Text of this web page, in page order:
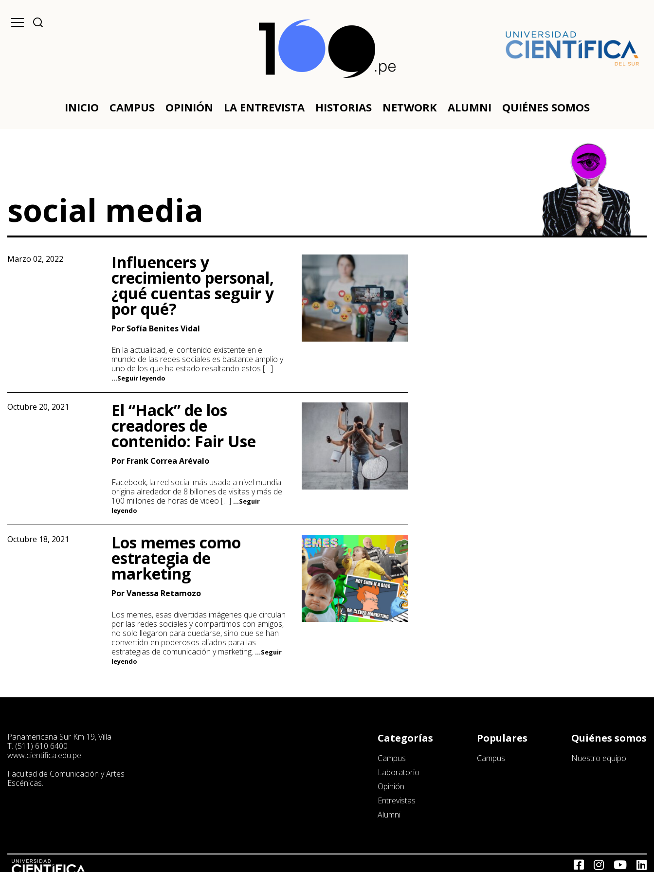
INICIO CAMPUS OPINIÓN LA ENTREVISTA HISTORIAS NETWORK ALUMNI QUIÉNES SOMOS
social media
Marzo 02, 2022 Influencers y
crecimiento personal,
¿qué cuentas seguir y
por qué?
Por Sofía Benites Vidal
En la actualidad, el contenido existente en el
mundo de las redes sociales es bastante amplio y
uno de los que ha estado resaltando estos […]
...Seguir leyendo
Octubre 20, 2021 El “Hack” de los
creadores de
contenido: Fair Use
Por Frank Correa Arévalo
Facebook, la red social más usada a nivel mundial
origina alrededor de 8 billones de visitas y más de
100 millones de horas de video […] ...Seguir
leyendo
Octubre 18, 2021 Los memes como
estrategia de
marketing
Por Vanessa Retamozo
Los memes, esas divertidas imágenes que circulan
por las redes sociales y compartimos con amigos,
no solo llegaron para quedarse, sino que se han
convertido en poderosos aliados para las
estrategias de comunicación y marketing. ...Seguir
leyendo
Panamericana Sur Km 19, Villa
T. (511) 610 6400
www.cientifica.edu.pe
Facultad de Comunicación y Artes
Escénicas.
Categorías
Campus
Laboratorio
Opinión
Entrevistas
Alumni
Populares
Campus
Quiénes somos
Nuestro equipo